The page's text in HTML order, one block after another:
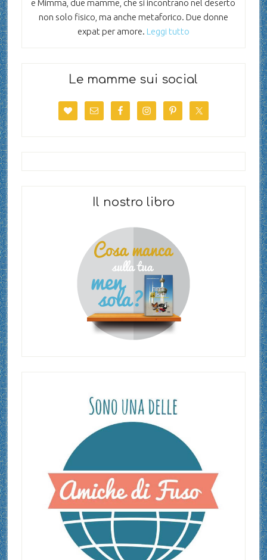
e Mimma, due mamme, che si incontrano nel deserto
non solo fisico, ma anche metaforico. Due donne
expat per amore. Leggi tutto
Le mamme sui social
Il nostro libro